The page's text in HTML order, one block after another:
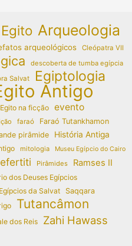
Arqueologia
arqueológicos Cleópatra VII
descoberta de tumba egípcia
Salvat Egiptologia
Antigo
Egito na ficção evento
faraó Faraó Tutankhamon
pirâmide
História Antiga
mitologia Museu Egípcio do Cairo
Pirâmides Ramses II
dos Deuses Egípcios
da Salvat
Saqqara
Tutancâmon
dos Reis Zahi Hawass